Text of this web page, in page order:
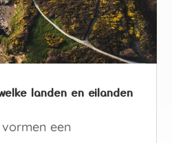
landen en eilanden
een